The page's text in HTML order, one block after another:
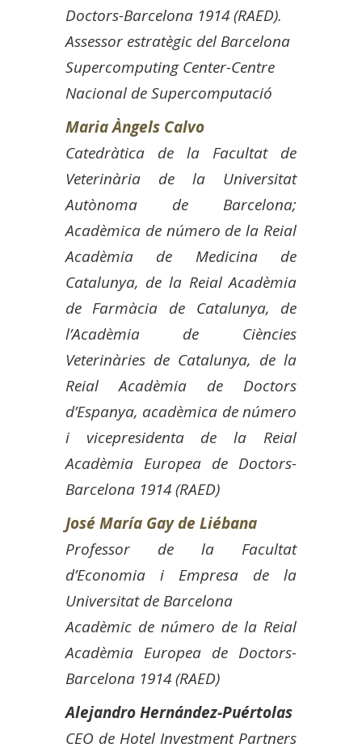
Doctors-Barcelona 1914 (RAED).
Assessor estratègic del Barcelona
Supercomputing Center-Centre
Nacional de Supercomputació
Maria Àngels Calvo
Catedràtica de la Facultat de
Veterinària de la Universitat
Autònoma de Barcelona;
Acadèmica de número de la Reial
Acadèmia de Medicina de
Catalunya, de la Reial Acadèmia
de Farmàcia de Catalunya, de
l’Acadèmia de Ciències
Veterinàries de Catalunya, de la
Reial Acadèmia de Doctors
d’Espanya, acadèmica de número
i vicepresidenta de la Reial
Acadèmia Europea de Doctors-
Barcelona 1914 (RAED)
José María Gay de Liébana
Professor de la Facultat
d’Economia i Empresa de la
Universitat de Barcelona
Acadèmic de número de la Reial
Acadèmia Europea de Doctors-
Barcelona 1914 (RAED)
Alejandro Hernández-Puértolas
CEO de Hotel Investment Partners